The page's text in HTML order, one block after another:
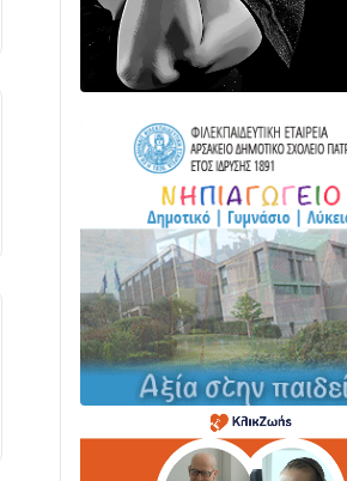
Διαβάστε την «Ναυπακτία» που
κυκλοφορεί
24/07 • 11:31
ΣΤΗΝ ΠΥΡΟΣΒΕΣΤΙΚΗ ΓΙΑ
ΑΓΙΟ ΗΛΙΑ ΠΡΙΝ ΤΗ ΓΡΑΝΙΤΣΑ
24/07 • 11:03
ΤΟ ΠΑΡΤΥ ΣΥΝΕΧΙΖΕΤΑΙ…
05/08 • 08:41
Στο σκοτάδι μεγάλο μέρος
Ναυπάκτου
04/08 • 19:47
Σε τροχιά υλοποίησης η
του Κέντρου της Ναυπάκτου